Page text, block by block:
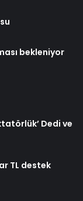
bekleniyor
Dedi ve
TL destek